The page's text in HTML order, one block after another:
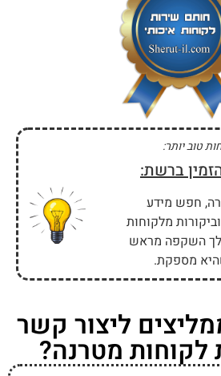
ברשת:
חפש מידע
מלקוחות
לך השקפה מראש
מספקת.
ליצור קשר
לקוחות מטרנה?